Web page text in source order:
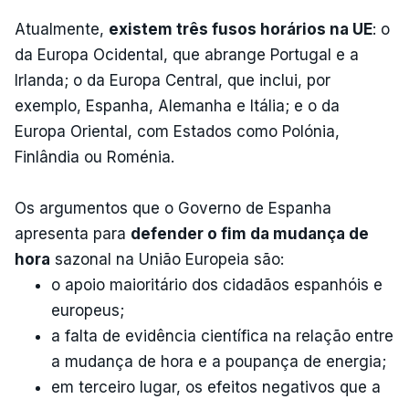
Atualmente, existem três fusos horários na UE: o
da Europa Ocidental, que abrange Portugal e a
Irlanda; o da Europa Central, que inclui, por
exemplo, Espanha, Alemanha e Itália; e o da
Europa Oriental, com Estados como Polónia,
Finlândia ou Roménia.
Os argumentos que o Governo de Espanha
apresenta para defender o fim da mudança de
hora sazonal na União Europeia são:
o apoio maioritário dos cidadãos espanhóis e
europeus;
a falta de evidência científica na relação entre
a mudança de hora e a poupança de energia;
em terceiro lugar, os efeitos negativos que a